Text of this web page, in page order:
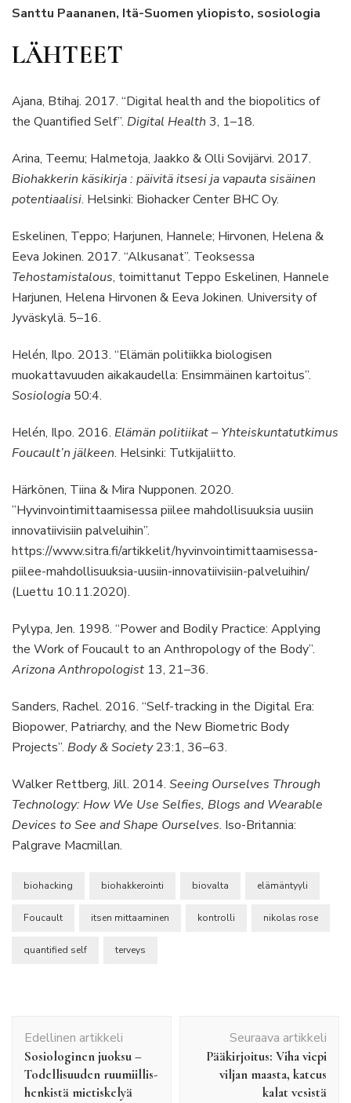
Santtu Paananen, Itä-Suomen yliopisto, sosiologia
LÄHTEET
Ajana, Btihaj. 2017. “Digital health and the biopolitics of
the Quantified Self”. Digital Health 3, 1–18.
Arina, Teemu; Halmetoja, Jaakko & Olli Sovijärvi. 2017.
Biohakkerin käsikirja : päivitä itsesi ja vapauta sisäinen
potentiaalisi. Helsinki: Biohacker Center BHC Oy.
Eskelinen, Teppo; Harjunen, Hannele; Hirvonen, Helena &
Eeva Jokinen. 2017. “Alkusanat”. Teoksessa
Tehostamistalous, toimittanut Teppo Eskelinen, Hannele
Harjunen, Helena Hirvonen & Eeva Jokinen. University of
Jyväskylä. 5–16.
Helén, Ilpo. 2013. “Elämän politiikka biologisen
muokattavuuden aikakaudella: Ensimmäinen kartoitus”.
Sosiologia 50:4.
Helén, Ilpo. 2016. Elämän politiikat – Yhteiskuntatutkimus
Foucault’n jälkeen. Helsinki: Tutkijaliitto.
Härkönen, Tiina & Mira Nupponen. 2020.
”Hyvinvointimittaamisessa piilee mahdollisuuksia uusiin
innovatiivisiin palveluihin”.
https://www.sitra.fi/artikkelit/hyvinvointimittaamisessa-
piilee-mahdollisuuksia-uusiin-innovatiivisiin-palveluihin/
(Luettu 10.11.2020).
Pylypa, Jen. 1998. “Power and Bodily Practice: Applying
the Work of Foucault to an Anthropology of the Body”.
Arizona Anthropologist 13, 21–36.
Sanders, Rachel. 2016. “Self-tracking in the Digital Era:
Biopower, Patriarchy, and the New Biometric Body
Projects”. Body & Society23:1, 36–63.
Walker Rettberg, Jill. 2014. Seeing Ourselves Through
Technology: How We Use Selfies, Blogs and Wearable
Devices to See and Shape Ourselves. Iso-Britannia:
Palgrave Macmillan.
biohacking biohakkerointi biovalta elämäntyyli
Foucault itsen mittaaminen kontrolli nikolas rose
quantified self terveys
selaus
Edellinen artikkeli
Sosiologinen juoksu –
Todellisuuden ruumiillis-
henkistä mietiskelyä
Seuraava artikkeli
Pääkirjoitus: Viha viepi
viljan maasta, kateus
kalat vesistä